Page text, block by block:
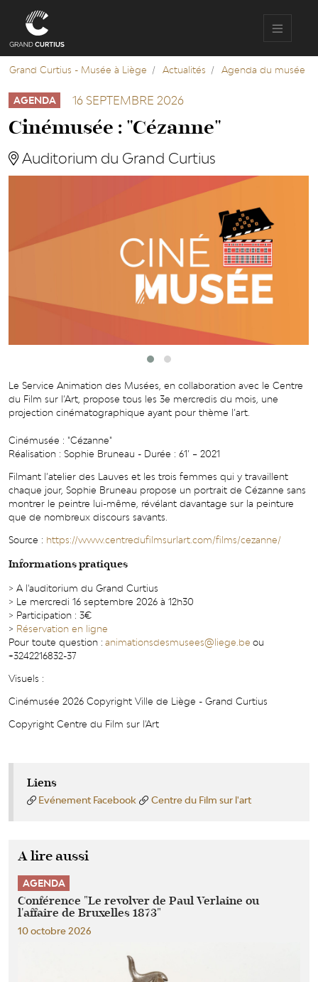
contenu
principal
Grand Curtius - Musée à Liège
Actualités Agenda du musée
AGENDA 16 SEPTEMBRE 2026
Cinémusée : "Cézanne"
Auditorium du Grand Curtius
Le Service Animation des Musées, en collaboration avec le Centre
du Film sur l’Art, propose tous les 3e mercredis du mois, une
projection cinématographique ayant pour thème l’art.
Cinémusée : "Cézanne"
Réalisation : Sophie Bruneau - Durée : 61’ – 2021
Filmant l’atelier des Lauves et les trois femmes qui y travaillent
chaque jour, Sophie Bruneau propose un portrait de Cézanne sans
montrer le peintre lui-même, révélant davantage sur la peinture
que de nombreux discours savants.
Source : https://www.centredufilmsurlart.com/films/cezanne/
Informations pratiques
> A l'auditorium du Grand Curtius
> Le mercredi 16 septembre 2026 à 12h30
> Participation : 3€
> Réservation en ligne
Pour toute question : animationsdesmusees@liege.be ou
+3242216832-37
Visuels :
Cinémusée 2026 Copyright Ville de Liège - Grand Curtius
Copyright Centre du Film sur l'Art
Liens
Evénement Facebook Centre du Film sur l'art
A lire aussi
AGENDA
Conférence "Le revolver de Paul Verlaine ou
l'affaire de Bruxelles 1873"
10 octobre 2026